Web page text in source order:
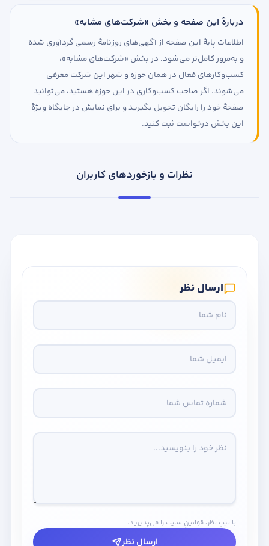
دربارهٔ این صفحه و بخش «شرکت‌های مشابه»
اطلاعات پایهٔ این صفحه از آگهی‌های روزنامهٔ رسمی گردآوری شده
و به‌مرور کامل‌تر می‌شود. در بخش «شرکت‌های مشابه»،
کسب‌وکارهای فعال در همان حوزه و شهر این شرکت معرفی
می‌شوند. اگر صاحب کسب‌وکاری در این حوزه هستید، می‌توانید
صفحهٔ خود را رایگان تحویل بگیرید و برای نمایش در جایگاه ویژهٔ
این بخش درخواست ثبت کنید.
نظرات و بازخوردهای کاربران
ارسال نظر
با ثبتِ نظر، قوانینِ سایت را می‌پذیرید.
ارسال نظر